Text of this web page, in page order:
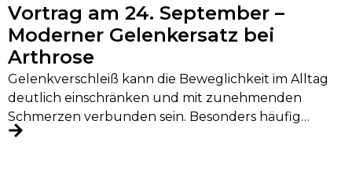
Vortrag am 24. September –
Moderner Gelenkersatz bei
Arthrose
Gelenkverschleiß kann die Beweglichkeit im Alltag
deutlich einschränken und mit zunehmenden
Schmerzen verbunden sein. Besonders häufig
betroffen sind Hüfte, Knie...